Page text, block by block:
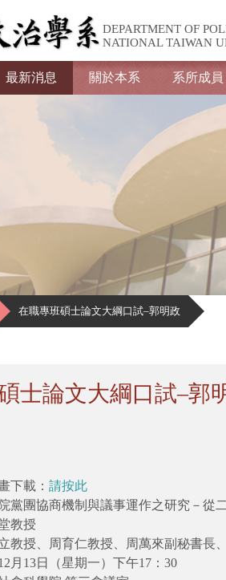
DEPARTMENT OF
NATIONAL TAIWAN
最新消息 關於本系 系所成員
在職專班碩士論文大綱口試–郭明政
士論文大綱口試–郭
下載： 請按此
黨團協商機制與議事運作之研究－從
教授
教授、周育仁教授、周萬來副秘書長
月13日（星期一）下午17：30